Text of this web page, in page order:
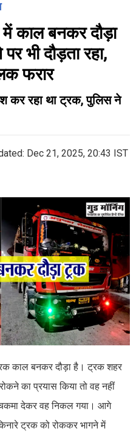
काल बनकर दौड़ा
भी दौड़ता रहा,
फरार
कर रहा था ट्रक, पुलिस ने
Dec 21, 2025, 20:43 IST
काल बनकर दौड़ा है। ट्रक शहर
का प्रयास किया तो वह नहीं
देकर वह निकल गया। आगे
ट्रक को रोककर भागने में